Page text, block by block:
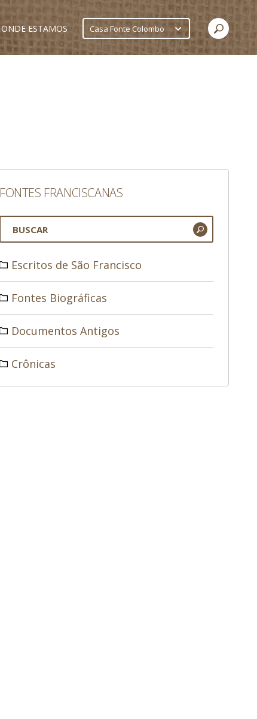
ONDE ESTAMOS Casa Fonte Colombo
FONTES FRANCISCANAS
Escritos de São Francisco
Fontes Biográficas
Documentos Antigos
Crônicas